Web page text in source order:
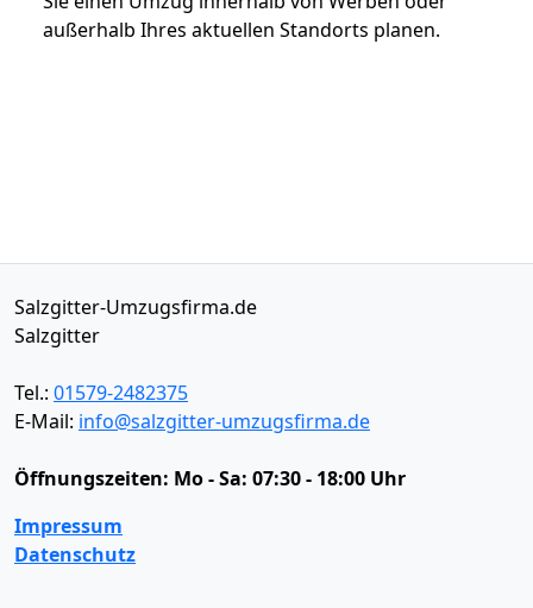
außerhalb Ihres aktuellen Standorts planen.
Salzgitter-Umzugsfirma.de
Salzgitter
Tel.: 01579-2482375
E-Mail: info@salzgitter-umzugsfirma.de
Öffnungszeiten: Mo - Sa: 07:30 - 18:00 Uhr
Impressum
Datenschutz